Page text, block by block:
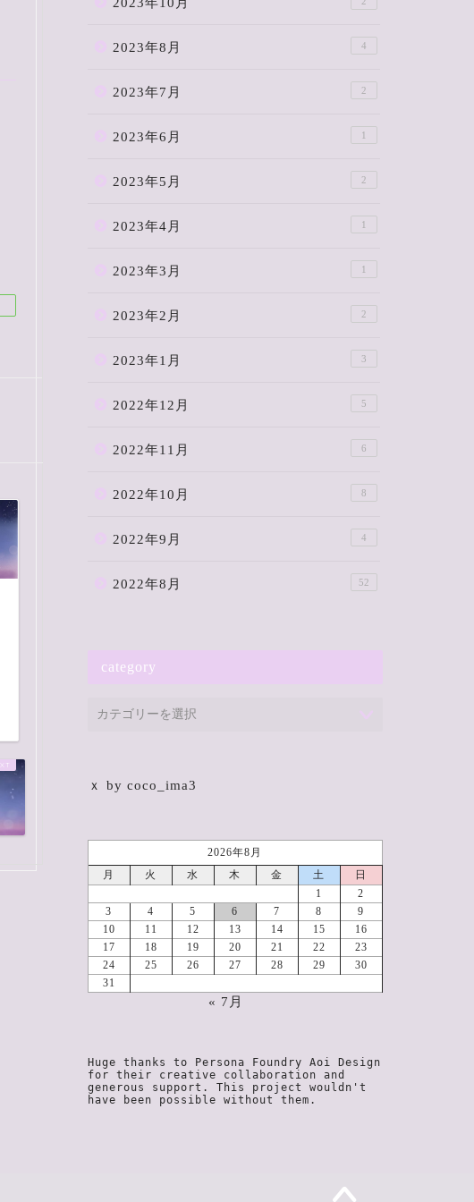
2023年8月 4
2023年7月 2
2023年6月 1
2023年5月 2
2023年4月 1
2023年3月 1
2023年2月 2
2023年1月 3
2022年12月 5
2022年11月 6
2022年10月 8
2022年9月 4
2022年8月 52
category
ｘ by coco_ima3
2026年8月
月
火 水 木 金 土
日
1
2
3
4 5 6 7 8
9
10
11 12 13 14 15
16
17
18 19 20 21 22
23
24
25 26 27 28 29
30
31
« 7月
Huge thanks to Persona Foundry Aoi Design
for their creative collaboration and
generous support. This project wouldn't
have been possible without them.